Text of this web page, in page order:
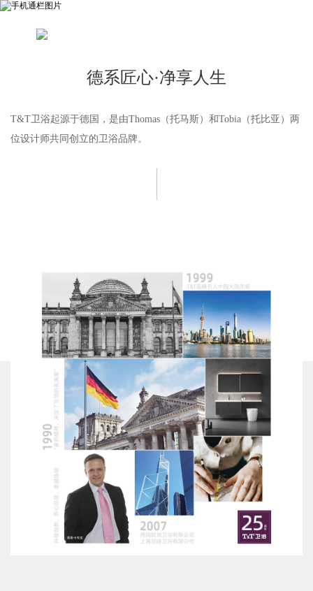
德系匠心·净享人生
T&T卫浴起源于德国，是由Thomas（托马斯）和Tobia（托比亚）两
位设计师共同创立的卫浴品牌。